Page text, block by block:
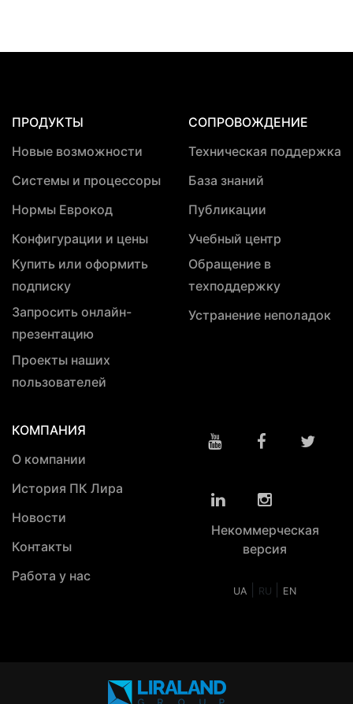
ПРОДУКТЫ
Новые возможности
Системы и процессоры
Нормы Еврокод
Конфигурации и цены
Купить или оформить
подписку
Запросить онлайн-
презентацию
Проекты наших
пользователей
СОПРОВОЖДЕНИЕ
Техническая поддержка
База знаний
Публикации
Учебный центр
Обращение в
техподдержку
Устранение неполадок
КОМПАНИЯ
О компании
История ПК Лира
Новости
Контакты
Работа у нас
Некоммерческая
версия
UA RU EN